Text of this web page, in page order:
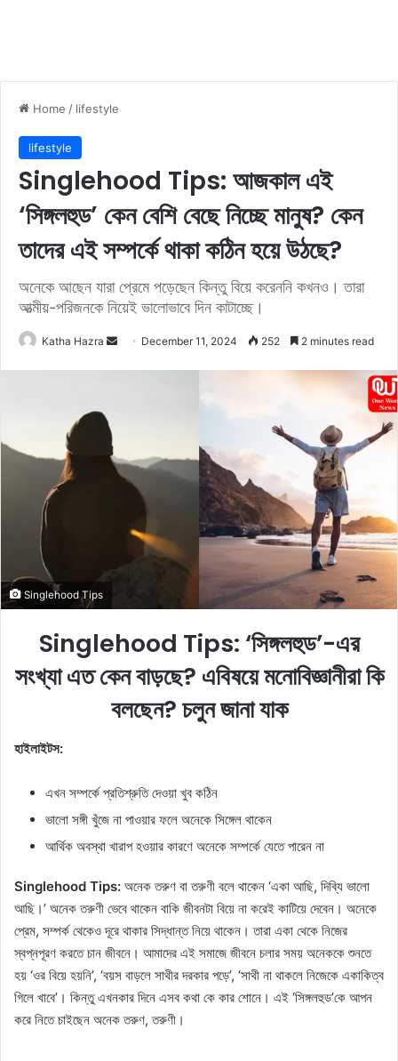
Home / lifestyle
lifestyle
Singlehood Tips: আজকাল এই
‘সিঙ্গলহুড’ কেন বেশি বেছে নিচ্ছে মানুষ? কেন
তাদের এই সম্পর্কে থাকা কঠিন হয়ে উঠছে?
অনেকে আছেন যারা প্রেমে পড়েছেন কিন্তু বিয়ে করেননি কখনও। তারা
আত্মীয়-পরিজনকে নিয়েই ভালোভাবে দিন কাটাচ্ছে।
Katha Hazra
e
December 11, 2024 252 2 minutes read
Singlehood Tips
Singlehood Tips: ‘সিঙ্গলহুড’-এর
সংখ্যা এত কেন বাড়ছে? এবিষয়ে মনোবিজ্ঞানীরা কি
বলছেন? চলুন জানা যাক
হাইলাইটস:
এখন সম্পর্কে প্রতিশ্রুতি দেওয়া খুব কঠিন
ভালো সঙ্গী খুঁজে না পাওয়ার ফলে অনেকে সিঙ্গেল থাকেন
আর্থিক অবস্থা খারাপ হওয়ার কারণে অনেকে সম্পর্কে যেতে পারেন না
Singlehood Tips: অনেক তরুণ বা তরুণী বলে থাকেন ‘একা আছি, দিব্যি ভালো
আছি।’ অনেক তরুণী ভেবে থাকেন বাকি জীবনটা বিয়ে না করেই কাটিয়ে দেবেন। অনেকে
প্রেম, সম্পর্ক থেকেও দূরে থাকার সিদ্ধান্ত নিয়ে থাকেন। তারা একা থেকে নিজের
স্বপ্নপূরণ করতে চান জীবনে। আমাদের এই সমাজে জীবনে চলার সময় অনেককে শুনতে
হয় ‘ওর বিয়ে হয়নি’, ‘বয়স বাড়লে সাথীর দরকার পড়ে’, ‘সাথী না থাকলে নিজেকে একাকিত্ব
গিলে খাবে’। কিন্তু এখনকার দিনে এসব কথা কে কার শোনে। এই ‘সিঙ্গলহুড’কে আপন
করে নিতে চাইছেন অনেক তরুণ, তরুণী।